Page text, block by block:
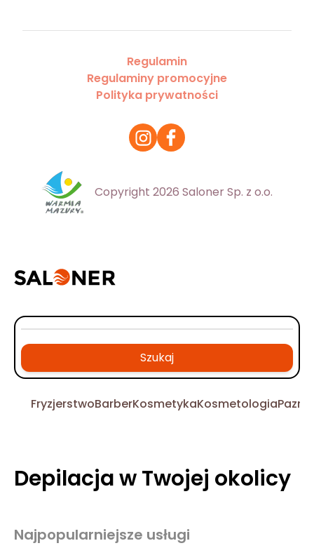
Regulamin
Regulaminy promocyjne
Polityka prywatności
Copyright 2026 Saloner Sp. z o.o.
Szukaj
FryzjerstwoBarberKosmetykaKosmetologia
Depilacja w Twojej okolicy
Najpopularniejsze usługi